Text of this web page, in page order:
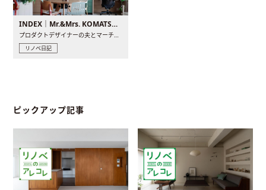
INDEX｜Mr.&Mrs. KOMATSU renovation diary
プロダクトデザイナーの夫とマーチャンダイザーの妻が、夫婦で..
リノベ日記
ピックアップ記事